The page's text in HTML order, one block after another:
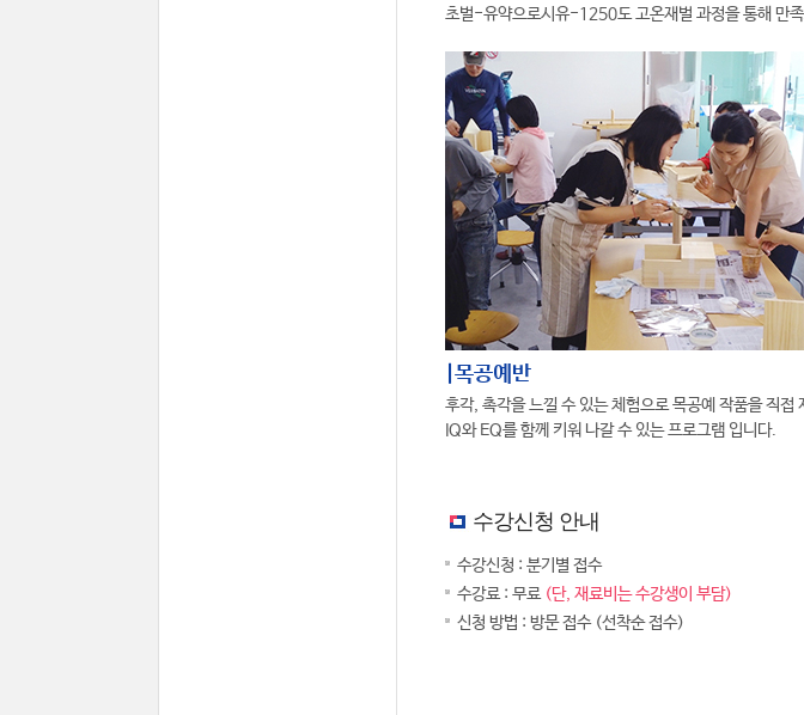
초벌-유약으로시유-1250도 고온재벌 과정을 통해 만
|목공예반
후각, 촉각을 느낄 수 있는 체험으로 목공예 작품을 직접
IQ와 EQ를 함께 키워 나갈 수 있는 프로그램 입니다.
수강신청 안내
수강신청 : 분기별 접수
수강료 : 무료 (단, 재료비는 수강생이 부담)
신청 방법 : 방문 접수 (선착순 접수)